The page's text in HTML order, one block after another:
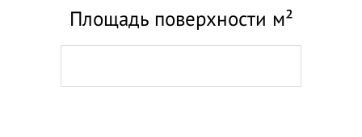
Площадь поверхности м²